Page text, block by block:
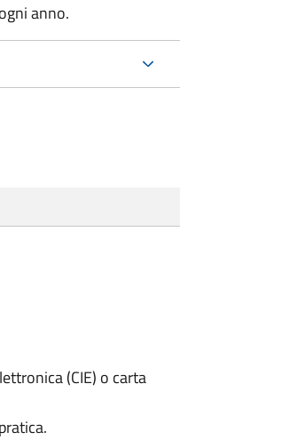
anno.
(CIE) o carta